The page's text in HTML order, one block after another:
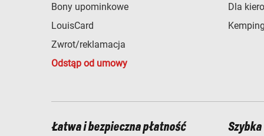
Bony upominkowe
LouisCard
Zwrot/reklamacja
Odstąp od umowy
Dla
Łatwa i bezpieczna płatność